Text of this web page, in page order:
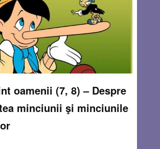
cum vom vedea în continuare, acest
nenumăraţi mincinoși în academie.
oamenii (7, 8) – Despre
minciunii şi minciunile